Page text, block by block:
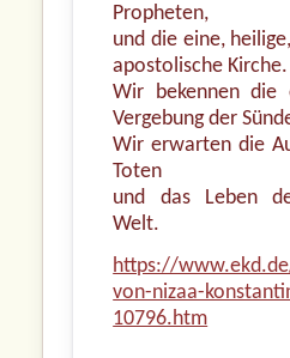
Propheten,
und die eine,
apostolische Kirche.
Wir bekennen die
Vergebung der
Wir erwarten die
Toten
und das Leben
Welt.
https://
von-nizaa-
10796.htm